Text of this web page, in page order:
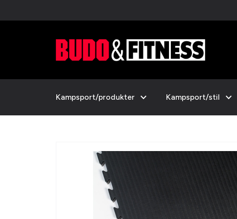
Kampsport/produkter expand_more Kampsport/stil expand_more